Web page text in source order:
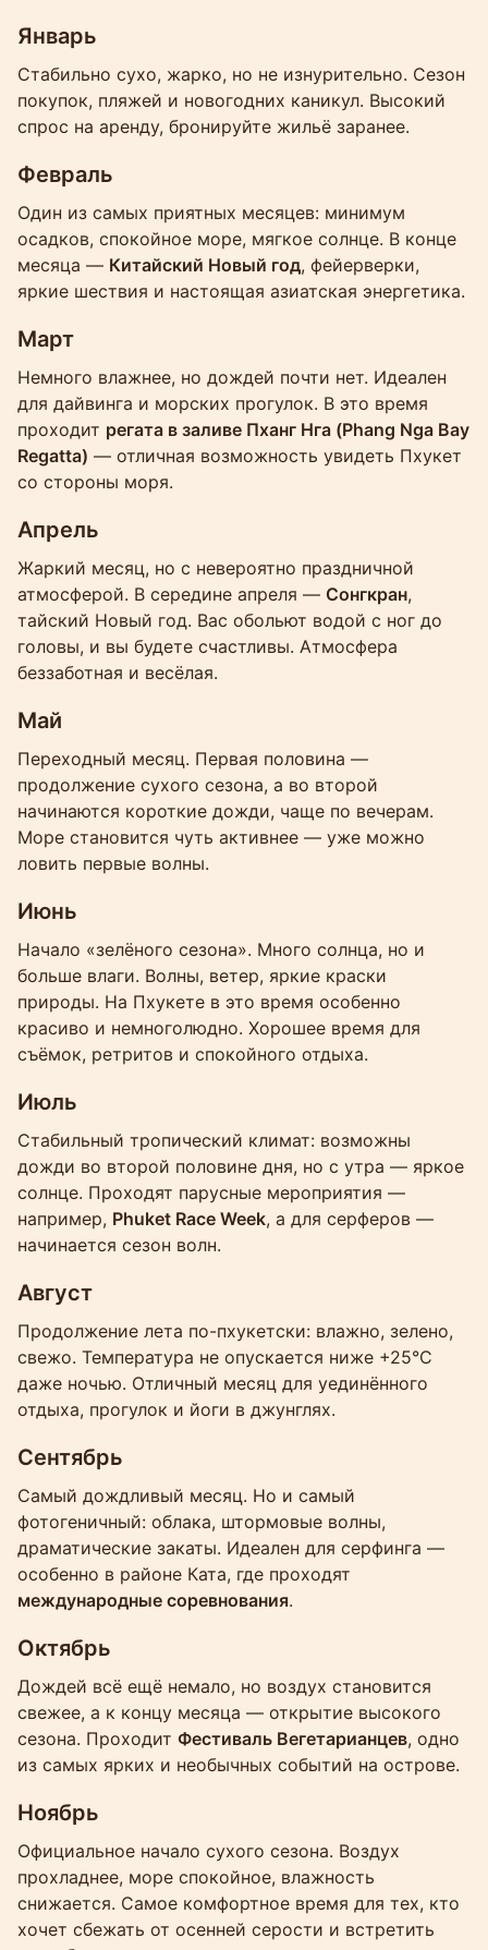
Январь
Стабильно сухо, жарко, но не изнурительно. Сезон
покупок, пляжей и новогодних каникул. Высокий
спрос на аренду, бронируйте жильё заранее.
Февраль
Один из самых приятных месяцев: минимум
осадков, спокойное море, мягкое солнце. В конце
месяца — Китайский Новый год, фейерверки,
яркие шествия и настоящая азиатская энергетика.
Март
Немного влажнее, но дождей почти нет. Идеален
для дайвинга и морских прогулок. В это время
проходит регата в заливе Пханг Нга (Phang Nga Bay
Regatta) — отличная возможность увидеть Пхукет
со стороны моря.
Апрель
Жаркий месяц, но с невероятно праздничной
атмосферой. В середине апреля — Сонгкран,
тайский Новый год. Вас обольют водой с ног до
головы, и вы будете счастливы. Атмосфера
беззаботная и весёлая.
Май
Переходный месяц. Первая половина —
продолжение сухого сезона, а во второй
начинаются короткие дожди, чаще по вечерам.
Море становится чуть активнее — уже можно
ловить первые волны.
Июнь
Начало «зелёного сезона». Много солнца, но и
больше влаги. Волны, ветер, яркие краски
природы. На Пхукете в это время особенно
красиво и немноголюдно. Хорошее время для
съёмок, ретритов и спокойного отдыха.
Июль
Стабильный тропический климат: возможны
дожди во второй половине дня, но с утра — яркое
солнце. Проходят парусные мероприятия —
например, Phuket Race Week, а для серферов —
начинается сезон волн.
Август
Продолжение лета по-пхукетски: влажно, зелено,
свежо. Температура не опускается ниже +25°C
даже ночью. Отличный месяц для уединённого
отдыха, прогулок и йоги в джунглях.
Сентябрь
Самый дождливый месяц. Но и самый
фотогеничный: облака, штормовые волны,
драматические закаты. Идеален для серфинга —
особенно в районе Ката, где проходят
международные соревнования.
Октябрь
Дождей всё ещё немало, но воздух становится
свежее, а к концу месяца — открытие высокого
сезона. Проходит Фестиваль Вегетарианцев, одно
из самых ярких и необычных событий на острове.
Ноябрь
Официальное начало сухого сезона. Воздух
прохладнее, море спокойное, влажность
снижается. Самое комфортное время для тех, кто
хочет сбежать от осенней серости и встретить